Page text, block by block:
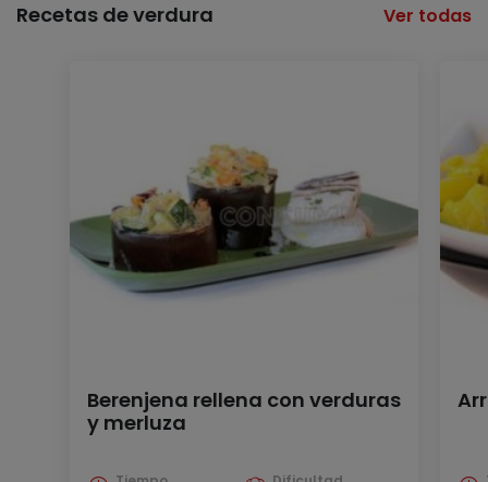
Recetas de verdura Ver todas
Berenjena rellena con verduras
y merluza